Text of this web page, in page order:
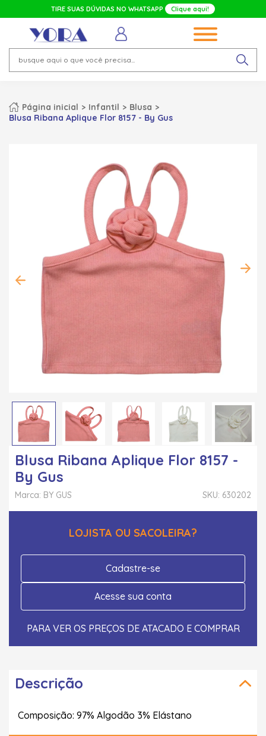
TIRE SUAS DÚVIDAS NO WHATSAPP Clique aqui!
Página inicial Infantil
Blusa
Blusa Ribana Aplique Flor 8157 - By Gus
Blusa Ribana Aplique Flor 8157 -
By Gus
SKU: 630202
Marca: BY GUS
LOJISTA OU SACOLEIRA?
Cadastre-se
Acesse sua conta
PARA VER OS PREÇOS DE ATACADO E COMPRAR
Descrição
Composição: 97% Algodão 3% Elástano